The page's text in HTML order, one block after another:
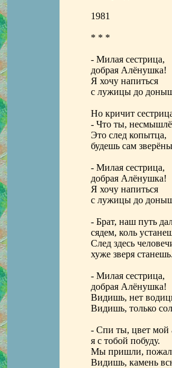
1981
* * *
- Милая сестрица,
добрая Алёнушка!
Я хочу напиться
с лужицы до
Но кричит
- Что ты,
Это след копытца,
будешь сам
- Милая сестрица,
добрая Алёнушка!
Я хочу напиться
с лужицы до
- Брат, наш путь
сядем, коль
След здесь
хуже зверя
- Милая сестрица,
добрая Алёнушка!
Видишь, нет
Видишь, только
- Спи ты, цвет мой
я с тобой побуду.
Мы пришли,
Видишь, камень